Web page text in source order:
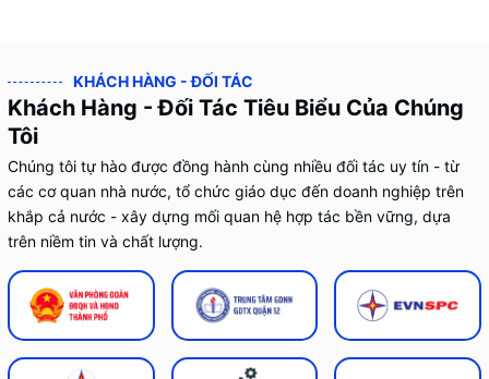
KHÁCH HÀNG - ĐỐI TÁC
Khách Hàng - Đối Tác Tiêu Biểu Của Chúng
Tôi
Chúng tôi tự hào được đồng hành cùng nhiều đối tác uy tín - từ
các cơ quan nhà nước, tổ chức giáo dục đến doanh nghiệp trên
khắp cả nước - xây dựng mối quan hệ hợp tác bền vững, dựa
trên niềm tin và chất lượng.